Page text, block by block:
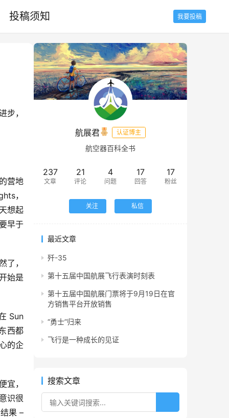
投稿须知 我要投稿
步，
营地
，
想起
早于
了，
始是
Sun
西都
的企
宜，
识很
果 –
航展君 认证博主
航空器百科全书
237
文章
21
评论
4
问题
17
回答
17
粉丝
关注 私信
最近文章
歼-35
第十五届中国航展飞行表演时刻表
第十五届中国航展门票将于9月19日在官
方销售平台开放销售
“勇士”归来
飞行是一种成长的见证
搜索文章